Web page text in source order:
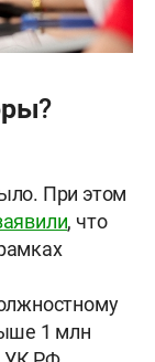
При этом
, что
1 млн